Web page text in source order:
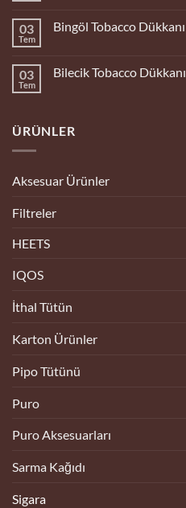
Tobacco
03
Tem
Bingöl Tobacco Dükkanı
Tobacco
03
Tem
Bilecik Tobacco Dükkanı
Dükkanı
ÜRÜNLER
Aksesuar Ürünler
Filtreler
HEETS
IQOS
İthal Tütün
Karton Ürünler
Pipo Tütünü
Puro
Puro Aksesuarları
Sarma Kağıdı
Sigara